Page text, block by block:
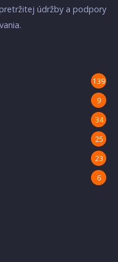
údržby a podpory
139
9
34
25
23
6